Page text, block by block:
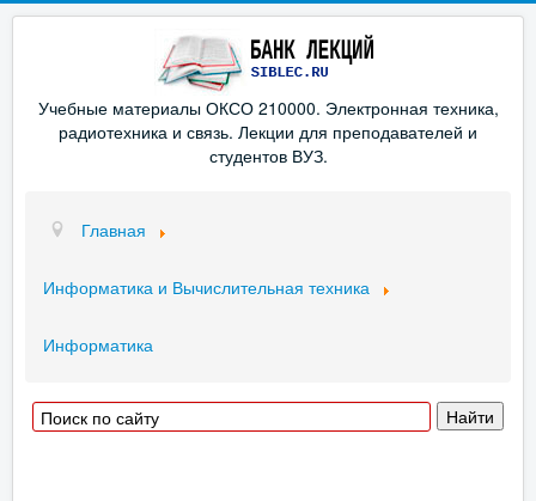
Учебные материалы ОКСО 210000. Электронная техника,
радиотехника и связь. Лекции для преподавателей и
студентов ВУЗ.
Главная
Информатика и Вычислительная техника
Информатика